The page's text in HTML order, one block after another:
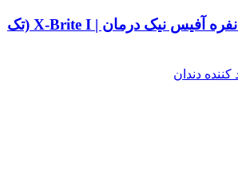
کیت بلیچینگ چهار نفره آفیس نیک درمان | X-Brite I (تک
کننده دندان